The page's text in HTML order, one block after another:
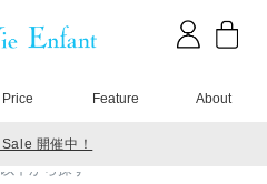
Price Feature About
開催中！
下から探す